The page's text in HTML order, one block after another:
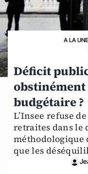
A LA UNE
Déficit
budgétaire ?
L’Insee refuse
retraites dans
méthodologique
que les